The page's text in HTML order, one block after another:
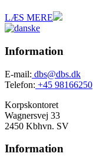
LÆS MERE
Information
E-mail: dbs@dbs.dk
Telefon: +45 98166250
Korpskontoret
Wagnersvej 33
2450 Kbhvn. SV
Information